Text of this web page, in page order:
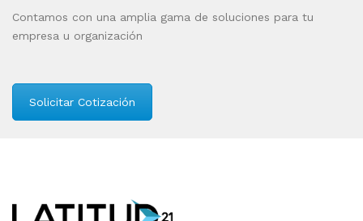
Contamos con una amplia gama de soluciones para tu
empresa u organización
Solicitar Cotización